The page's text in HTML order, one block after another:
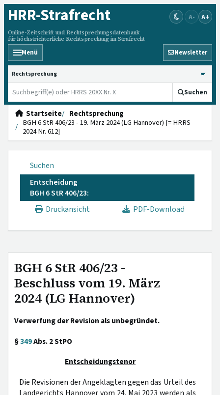
HRR-Strafrecht
Online-Zeitschrift und Rechtsprechungsdatenbank
für höchstrichterliche Rechtsprechung im Strafrecht
A- A+
Menü Newsletter
HRRS durchsuchen
Suchen
Startseite
Rechtsprechung
BGH 6 StR 406/23 - 19. März 2024 (LG Hannover) [= HRRS
2024 Nr. 612]
Suchen
Entscheidung
BGH 6 StR 406/23:
Druckansicht
PDF-Download
BGH 6 StR 406/23 -
Beschluss vom 19. März
2024 (LG Hannover)
Verwerfung der Revision als unbegründet.
§349Abs. 2 StPO
Entscheidungstenor
Die Revisionen der Angeklagten gegen das Urteil des